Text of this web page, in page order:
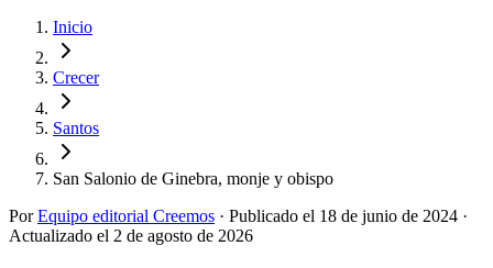
Inicio
Crecer
Santos
San Salonio de Ginebra, monje y obispo
Por Equipo editorial Creemos · Publicado el 18 de junio de 2024 ·
Actualizado el 2 de agosto de 2026